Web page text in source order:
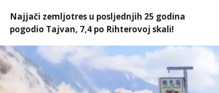
Najjači zemljotres u posljednjih 25 godina
pogodio Tajvan, 7,4 po Rihterovoj skali!